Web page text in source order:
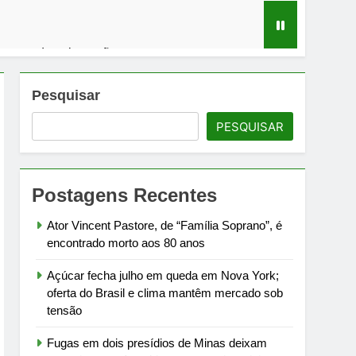
sob tensão
debate sobre infraestrutura carcerária
à meia-noite de 1º de agosto
de Estado
Pesquisar
PESQUISAR
Postagens Recentes
Ator Vincent Pastore, de “Família Soprano”, é
encontrado morto aos 80 anos
Açúcar fecha julho em queda em Nova York;
oferta do Brasil e clima mantêm mercado sob
tensão
Fugas em dois presídios de Minas deixam